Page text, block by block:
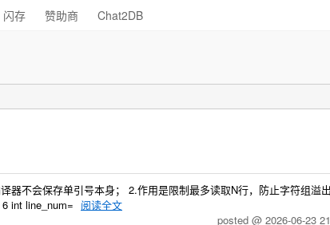
闪存 赞助商 Chat2DB
器不会保存单引号本身； 2.作用是限制最多读取N行，防止字符组溢
int line_num= 阅读全文
posted @ 2026-06-23